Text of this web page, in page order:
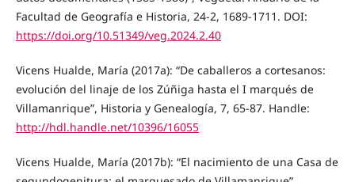
Facultad de Geografía e Historia, 24-2, 1689-1711. DOI:
https://doi.org/10.51349/veg.2024.2.40
Vicens Hualde, María (2017a): “De caballeros a cortesanos:
evolución del linaje de los Zúñiga hasta el I marqués de
Villamanrique”, Historia y Genealogía, 7, 65-87. Handle:
http://hdl.handle.net/10396/16055
Vicens Hualde, María (2017b): “El nacimiento de una Casa de